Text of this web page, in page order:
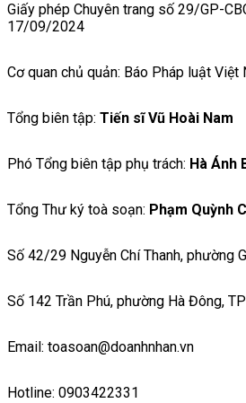
Giấy phép Chuyên trang số 29/GP-
17/09/2024
Cơ quan chủ quản: Báo Pháp luật Việt
Tổng biên tập: Tiến sĩ Vũ Hoài Nam
Phó Tổng biên tập phụ trách: Hà Ánh
Tổng Thư ký toà soạn: Phạm Quỳnh
Số 42/29 Nguyễn Chí Thanh, phường
Số 142 Trần Phú, phường Hà Đông,
Email: toasoan@doanhnhan.vn
Hotline: 0903422331